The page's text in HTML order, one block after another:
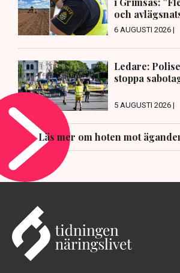
och
6 AUGUSTI 2026 |
Ledare:
stoppa
5 AUGUSTI 2026 |
Läs mer om hoten mot